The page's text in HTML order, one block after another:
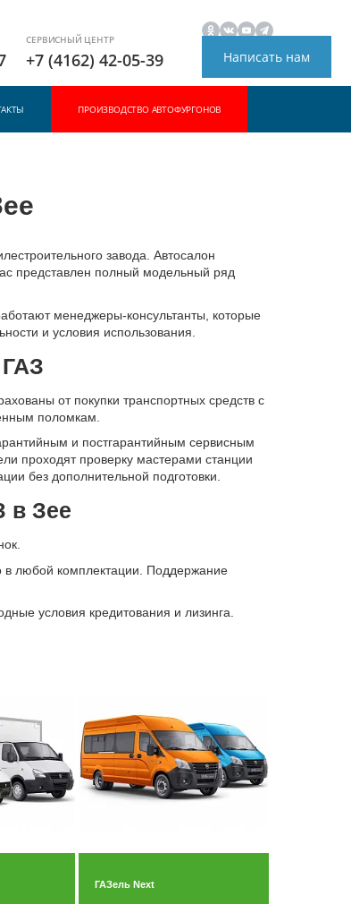
СЕРВИСНЫЙ ЦЕНТР
+7 (4162) 42-05-39 Написать нам
ПРОИЗВОДСТВО АВТОФУРГОНОВ
завода. Автосалон
представлен полный модельный ряд
менеджеры-консультанты, которые
и условия использования.
от покупки транспортных средств с
поломкам.
и постгарантийным сервисным
проходят проверку мастерами станции
без дополнительной подготовки.
в Зее
в любой комплектации. Поддержание
условия кредитования и лизинга.
ГАЗель Next